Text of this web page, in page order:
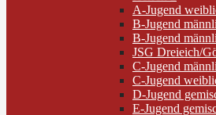
A-Jugend
B-Jugend
B-Jugend
JSG Dreieich/
C-Jugend
C-Jugend
D-Jugend
E-Jugend